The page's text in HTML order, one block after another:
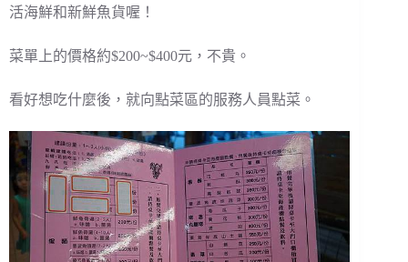
活海鮮和新鮮魚貨喔！
菜單上的價格約$200~$400元，不貴。
看好想吃什麼後，就向點菜區的服務人員點菜。